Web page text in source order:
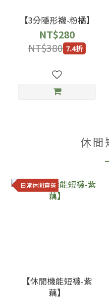
【3分隱形襪-粉橘】
NT$280
NT$380 7.4折
休閒
日常休閒穿搭
【休閒機能短襪-紫
藕】